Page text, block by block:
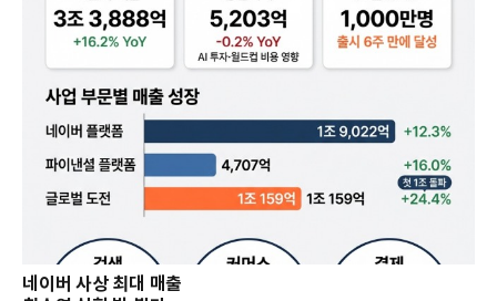
네이버 사상 최대 매출